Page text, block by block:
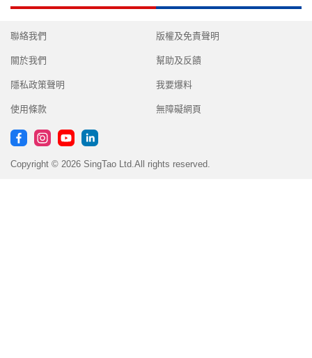
聯絡我們
關於我們
隱私政策聲明
使用條款
版權及免責聲明
幫助及反饋
我要爆料
無障礙網頁
Copyright © 2026 SingTao Ltd.All rights reserved.